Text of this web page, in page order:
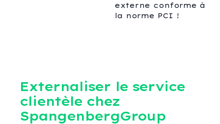
externe conforme à
la norme PCI !
Externaliser le service
clientèle chez
SpangenbergGroup